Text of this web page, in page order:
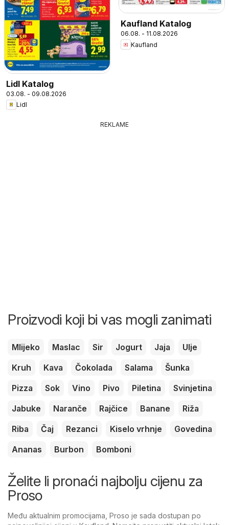
Lidl Katalog
03.08. - 09.08.2026
Lidl
Kaufland Katalog
06.08. - 11.08.2026
Kaufland
REKLAME
Proizvodi koji bi vas mogli zanimati
Mlijeko Maslac Sir Jogurt Jaja
Ulje
Kruh
Kava Čokolada Salama
Šunka
Pizza
Sok Vino Pivo Piletina
Svinjetina
Jabuke
Naranče Rajčice Banane
Riža
Riba
Čaj Rezanci Kiselo vrhnje
Govedina
Ananas
Burbon Bomboni
Želite li pronaći najbolju cijenu za
Proso
Među aktualnim promocijama, Proso je sada dostupan po